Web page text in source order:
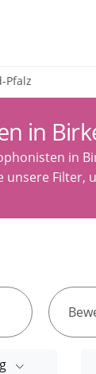
Pfalz
in
in
unsere Filter,